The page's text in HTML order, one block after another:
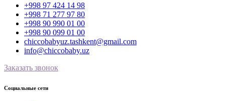
+998 97 424 14 98
+998 71 277 97 80
+998 90 990 01 00
+998 90 099 01 00
chiccobabyuz.tashkent@gmail.com
info@chiccobaby.uz
Заказать звонок
Социальные сети